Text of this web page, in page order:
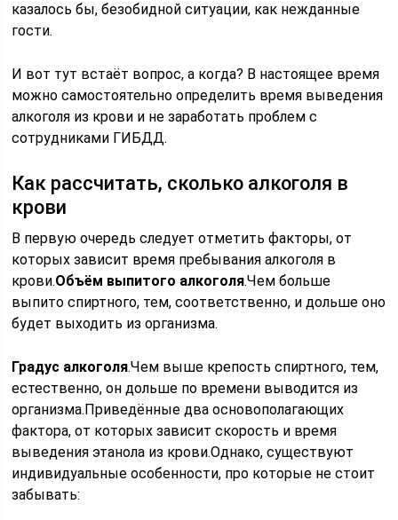
казалось бы, безобидной ситуации, как нежданные
гости.
И вот тут встаёт вопрос, а когда? В настоящее время
можно самостоятельно определить время выведения
алкоголя из крови и не заработать проблем с
сотрудниками ГИБДД.
Как рассчитать, сколько алкоголя в
крови
В первую очередь следует отметить факторы, от
которых зависит время пребывания алкоголя в
крови.Объём выпитого алкоголя.Чем больше
выпито спиртного, тем, соответственно, и дольше оно
будет выходить из организма.
Градус алкоголя.Чем выше крепость спиртного, тем,
естественно, он дольше по времени выводится из
организма.Приведённые два основополагающих
фактора, от которых зависит скорость и время
выведения этанола из крови.Однако, существуют
индивидуальные особенности, про которые не стоит
забывать: